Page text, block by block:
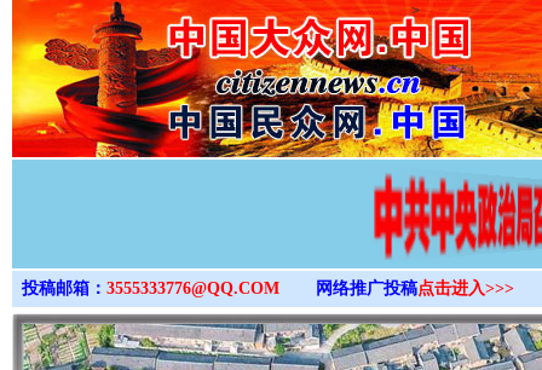
>
投稿邮箱： 3555333776@QQ.COM 网络推广投稿点击进入>>>